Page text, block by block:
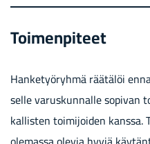
Toi­men­pi­teet
Han­ke­työ­ryh­mä rää­tä­löi
sel­le va­rus­kun­nal­le
kal­lis­ten toi­mi­joi­den kans­sa.